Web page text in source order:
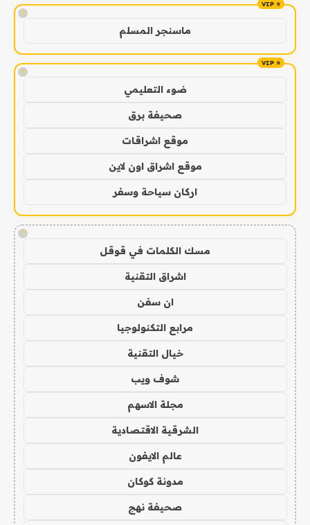
!
ماسنجر المسلم
!
ضوء التعليمي
صحيفة برق
موقع اشراقات
موقع اشراق اون لاين
اركان سياحة وسفر
!
مسك الكلمات في قوقل
اشراق التقنية
ان سفن
مرابع التكنولوجيا
خيال التقنية
شوف ويب
مجلة الاسهم
الشرقية الاقتصادية
عالم الايفون
مدونة كوكان
صحيفة نهج